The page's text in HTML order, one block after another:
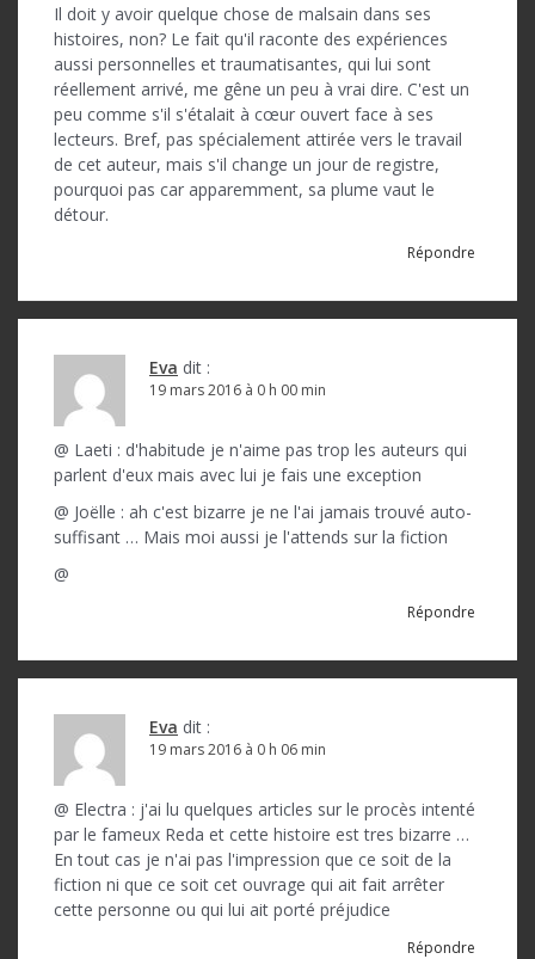
Il doit y avoir quelque chose de malsain dans ses
histoires, non? Le fait qu'il raconte des expériences
aussi personnelles et traumatisantes, qui lui sont
réellement arrivé, me gêne un peu à vrai dire. C'est un
peu comme s'il s'étalait à cœur ouvert face à ses
lecteurs. Bref, pas spécialement attirée vers le travail
de cet auteur, mais s'il change un jour de registre,
pourquoi pas car apparemment, sa plume vaut le
détour.
Répondre
Eva dit :
19 mars 2016 à 0 h 00 min
@ Laeti : d'habitude je n'aime pas trop les auteurs qui
parlent d'eux mais avec lui je fais une exception
@ Joëlle : ah c'est bizarre je ne l'ai jamais trouvé auto-
suffisant … Mais moi aussi je l'attends sur la fiction
@
Répondre
Eva dit :
19 mars 2016 à 0 h 06 min
@ Electra : j'ai lu quelques articles sur le procès intenté
par le fameux Reda et cette histoire est tres bizarre …
En tout cas je n'ai pas l'impression que ce soit de la
fiction ni que ce soit cet ouvrage qui ait fait arrêter
cette personne ou qui lui ait porté préjudice
Répondre